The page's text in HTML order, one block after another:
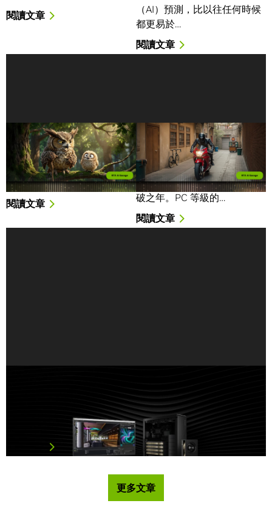
閱讀文章
（AI）預測，比以往任何時候
都更易於…
閱讀文章
如何在 NVIDIA RTX PC
上開始使用視覺生成式 AI
AI 驅動的內容生成如今已深度
融入 Adobe、Canva …
閱讀文章
NVIDIA RTX 透過升級版
LTX-2 與 ComfyUI，加速
PC 端 4K AI 影片生成
2025 年是 PC 端 AI 開發的突
破之年。PC 等級的…
閱讀文章
上市， 為桌上型電腦代理型 AI 擴大記憶體選項
為開發者、工程師與設計師所打造的桌上型電腦頂尖人工智
更多文章